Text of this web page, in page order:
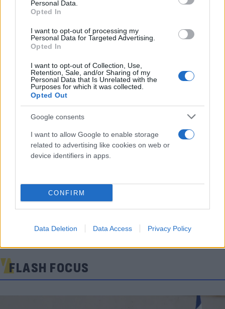
Personal Data.
Opted In
I want to opt-out of processing my
Personal Data for Targeted Advertising.
Opted In
I want to opt-out of Collection, Use,
Retention, Sale, and/or Sharing of my
Personal Data that Is Unrelated with the
Purposes for which it was collected.
Opted Out
Google consents
I want to allow Google to enable storage
related to advertising like cookies on web or
device identifiers in apps.
CONFIRM
Data Deletion Data Access Privacy Policy
FLASH FOCUS